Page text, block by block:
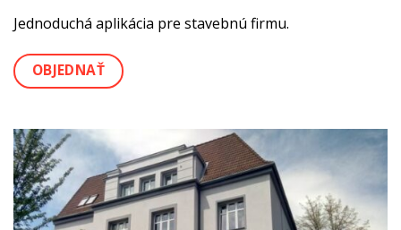
Jednoduchá aplikácia pre stavebnú firmu.
OBJEDNAŤ